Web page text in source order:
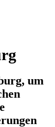
um